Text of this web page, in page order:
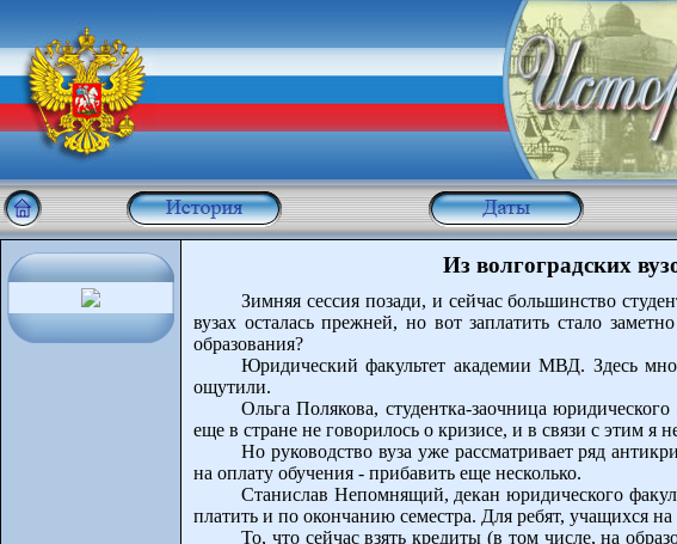
Из волгоградских
Зимняя сессия позади, и сейчас большинство
вузах осталась прежней, но вот заплатить стало
образования?
Юридический факультет академии МВД. Здесь
ощутили.
Ольга Полякова, студентка-заочница
еще в стране не говорилось о кризисе, и в связи с этим я
Но руководство вуза уже рассматривает ряд
на оплату обучения - прибавить еще несколько.
Станислав Непомнящий, декан юридического
платить и по окончанию семестра. Для ребят, учащихся
То, что сейчас взять кредиты (в том числе, на